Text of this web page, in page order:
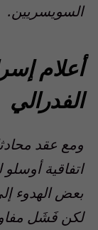
السويسريين.
أعلام
الفدرالي
ومع عقد
اتفاقية
بعض الهدوء
لكن فَشَل